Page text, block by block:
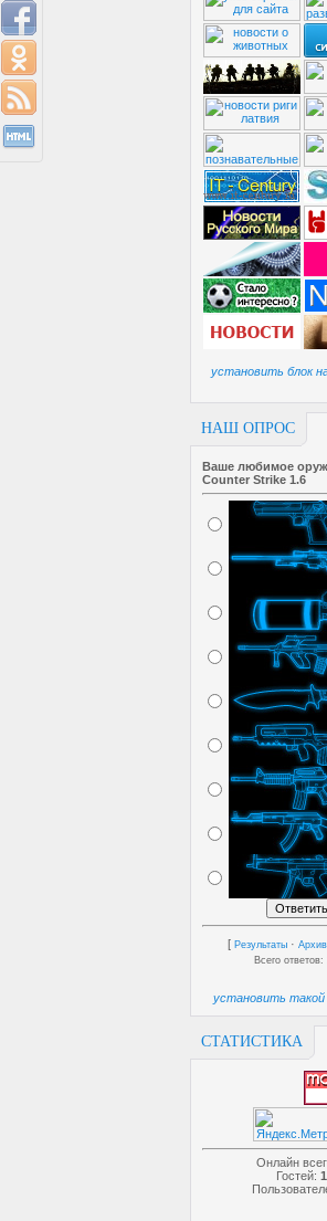
установить блок
НАШ ОПРОС
Ваше любимое
Counter Strike 1.6
[ Результаты ·
Всего ответов:
установить такой
СТАТИСТИКА
Онлайн
Гостей: 1